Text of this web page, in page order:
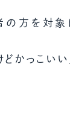
教材販売
方を対象
かっこいい